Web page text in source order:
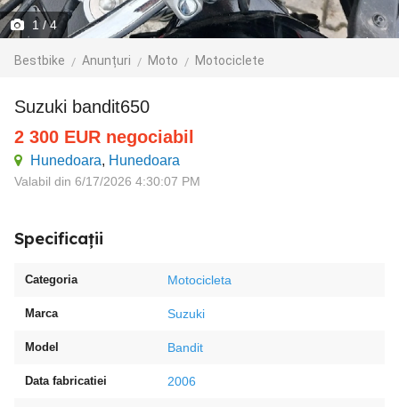
1/ 4
Bestbike Anunțuri Moto Motociclete
Suzuki bandit650
2 300 EUR negociabil
Hunedoara, Hunedoara
Valabil din 6/17/2026 4:30:07 PM
Specificații
Categoria Motocicleta
Marca Suzuki
Model Bandit
Data fabricatiei 2006